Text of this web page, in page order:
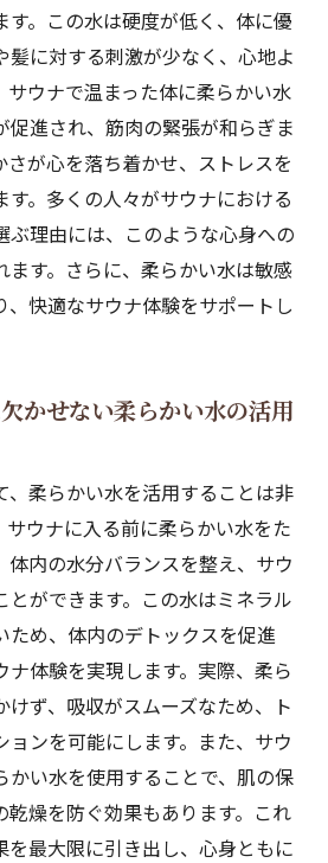
す。この水は硬度が低く、体に優
髪に対する刺激が少なく、心地よ
サウナで温まった体に柔らかい水
促進され、筋肉の緊張が和らぎま
さが心を落ち着かせ、ストレスを
す。多くの人々がサウナにおける
ぶ理由には、このような心身への
ます。さらに、柔らかい水は敏感
、快適なサウナ体験をサポートし
かせない柔らかい水の活用
、柔らかい水を活用することは非
サウナに入る前に柔らかい水をた
体内の水分バランスを整え、サウ
とができます。この水はミネラル
ため、体内のデトックスを促進
ナ体験を実現します。実際、柔ら
けず、吸収がスムーズなため、ト
ョンを可能にします。また、サウ
かい水を使用することで、肌の保
乾燥を防ぐ効果もあります。これ
を最大限に引き出し、心身ともに